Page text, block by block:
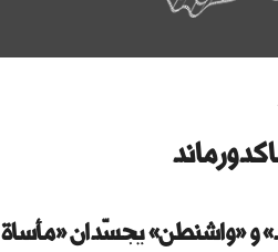
و «واشنطن» يجسّدان «مأساة